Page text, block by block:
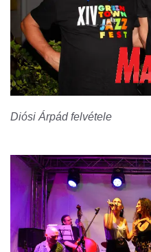
Diósi Árpád felvétele